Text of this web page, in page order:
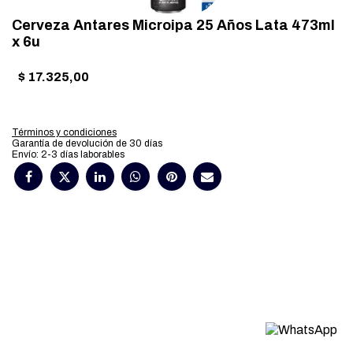
Cerveza Antares Microipa 25 Años Lata 473ml
x 6u
$ 17.325,00
Términos y condiciones
Garantía de devolución de 30 días
Envío: 2-3 días laborables